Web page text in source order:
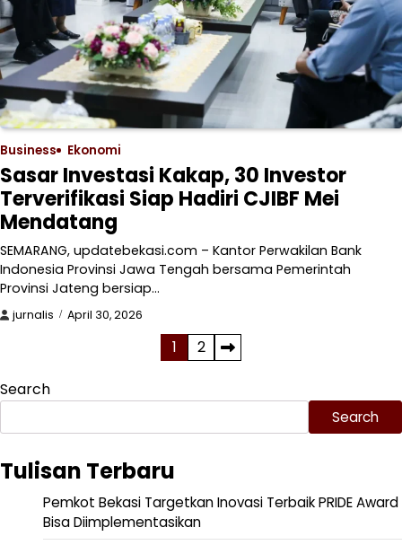
Business Ekonomi
Sasar Investasi Kakap, 30 Investor
Terverifikasi Siap Hadiri CJIBF Mei
Mendatang
SEMARANG, updatebekasi.com – Kantor Perwakilan Bank
Indonesia Provinsi Jawa Tengah bersama Pemerintah
Provinsi Jateng bersiap…
jurnalis April 30, 2026
pagination
1 2
Search
Search
Tulisan Terbaru
Pemkot Bekasi Targetkan Inovasi Terbaik PRIDE Award
Bisa Diimplementasikan